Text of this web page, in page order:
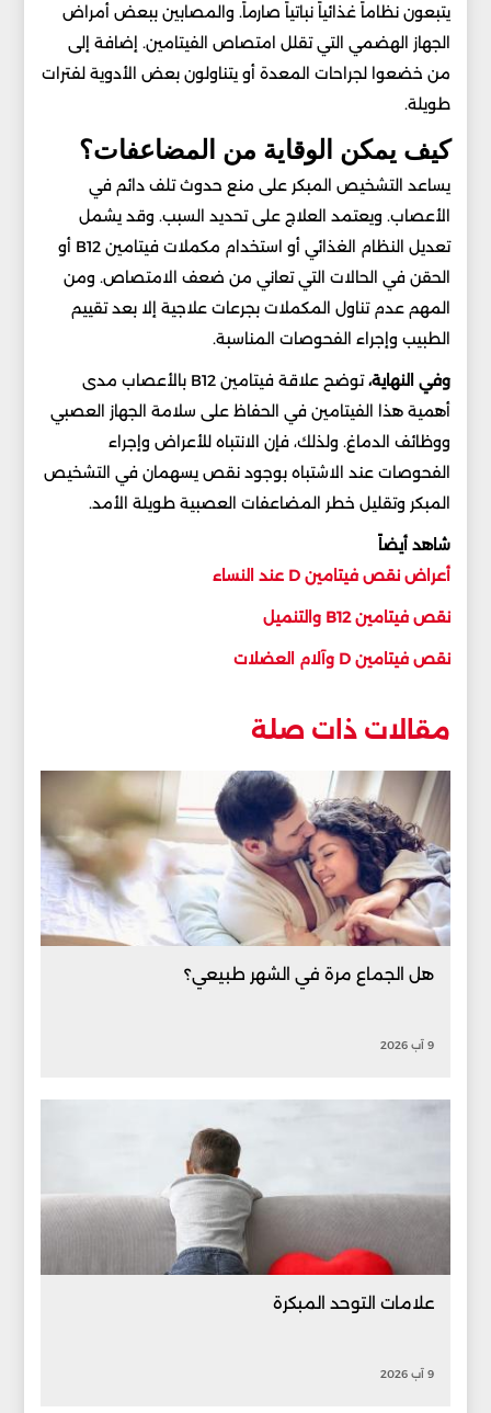
يتبعون نظاماً غذائياً نباتياً صارماً. والمصابين ببعض أمراض
الجهاز الهضمي التي تقلل امتصاص الفيتامين. إضافة إلى
من خضعوا لجراحات المعدة أو يتناولون بعض الأدوية لفترات
طويلة.
كيف يمكن الوقاية من المضاعفات؟
يساعد التشخيص المبكر على منع حدوث تلف دائم في
الأعصاب. ويعتمد العلاج على تحديد السبب. وقد يشمل
تعديل النظام الغذائي أو استخدام مكملات فيتامين B12 أو
الحقن في الحالات التي تعاني من ضعف الامتصاص. ومن
المهم عدم تناول المكملات بجرعات علاجية إلا بعد تقييم
الطبيب وإجراء الفحوصات المناسبة.
وفي النهاية،
توضح علاقة فيتامين B12 بالأعصاب مدى
أهمية هذا الفيتامين في الحفاظ على سلامة الجهاز العصبي
ووظائف الدماغ. ولذلك، فإن الانتباه للأعراض وإجراء
الفحوصات عند الاشتباه بوجود نقص يسهمان في التشخيص
المبكر وتقليل خطر المضاعفات العصبية طويلة الأمد.
شاهد أيضاً
أعراض نقص فيتامين D عند النساء
نقص فيتامين B12 والتنميل
نقص فيتامين D وآلام العضلات
مقالات ذات صلة
هل الجماع مرة في الشهر طبيعي؟
9 آب 2026
علامات التوحد المبكرة
9 آب 2026